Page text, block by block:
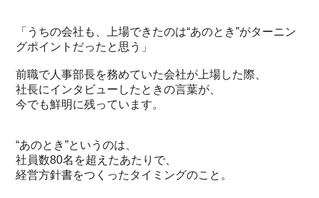
「うちの会社も、上場できたのは“あのとき”がターニン
グポイントだったと思う」
前職で人事部長を務めていた会社が上場した際、
社長にインタビューしたときの言葉が、
今でも鮮明に残っています。
“あのとき”というのは、
社員数80名を超えたあたりで、
経営方針書をつくったタイミングのこと。